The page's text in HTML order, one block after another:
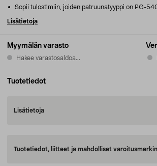
Myymälän varasto
Hakee varastosaldoa...
Sopii tulostimiin, joiden patruunatyyppi on PG-
Lisätietoja
Tuotetiedot
Lisätietoja
Tuotetiedot, liitteet ja mahdolliset